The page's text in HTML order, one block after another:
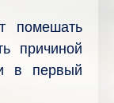
помешать
причиной
в первый